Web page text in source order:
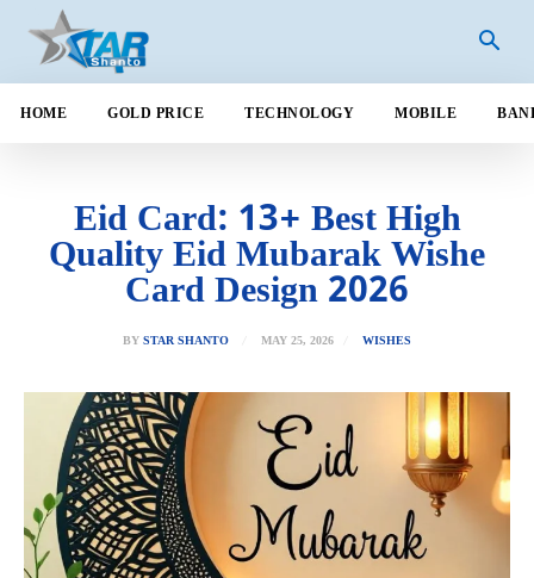
HOME GOLD PRICE TECHNOLOGY MOBILE
Eid Card: 13+ Best High
Quality Eid Mubarak Wishe
Card Design 2026
BY STAR SHANTO MAY 25, 2026 WISHES